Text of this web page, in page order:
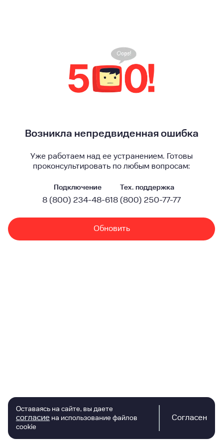
Возникла непредвиденная ошибка
Уже работаем над ее устранением. Готовы
проконсультировать по любым вопросам:
Подключение
8 (800) 234-48-61
Тех. поддержка
8 (800) 250-77-77
Обновить
Оставаясь на сайте, вы даете
согласие на использование файлов
cookie
Согласен